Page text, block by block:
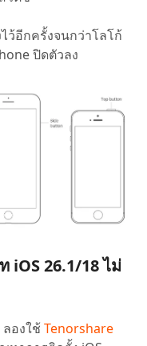
ว้อีกครั้งจนกว่าโลโก้
ปิดตัวลง
iOS 26.1/18 ไม่
องใช้Tenorshare